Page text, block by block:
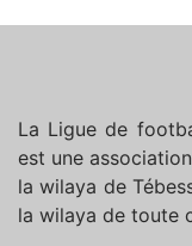
La Ligue de
est une
la wilaya de
la wilaya de toute